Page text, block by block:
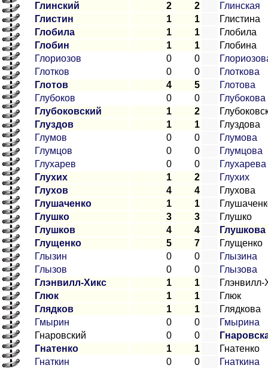
Глинский
2 2
Глинская
Глистин
1 1
Глистина
Глобила
1 1
Глобила
Глобин
1 1
Глобина
Глориозов
0 0
Глотков
0 0
Глоткова
Глотов
4 5
Глотова
Глубоков
0 0
Глубокова
Глубоковский
1 2
Глуздов
1 1
Глуздова
Глумов
0 0
Глумова
Глумцов
0 0
Глумцова
Глухарев
0 0
Глухарева
Глухих
1 2
Глухих
Глухов
4 4
Глухова
Глушаченко
1 1
Глушко
3 3
Глушко
Глушков
4 4
Глушкова
Глущенко
5 7
Глущенко
Глызин
0 0
Глызина
Глызов
0 0
Глызова
Глэнвилл-Хикс
1 1
Глэнвилл-
Глюк
1 1
Глюк
Глядков
1 1
Глядкова
Гмырин
0 0
Гмырина
Гнаровский
0 0
Гнатенко
1 1
Гнатенко
Гнаткин
0 0 Гнаткина